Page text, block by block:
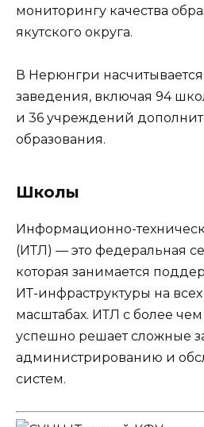
мониторингу качества
якутского округа.
В Нерюнгри
заведения, включая 94
и 36 учреждений
образования.
Школы
Информационно-
(ИТЛ) — это федеральная
которая занимается
ИТ-инфраструктуры на
масштабах. ИТЛ с более
успешно решает сложные
администрированию и
систем.